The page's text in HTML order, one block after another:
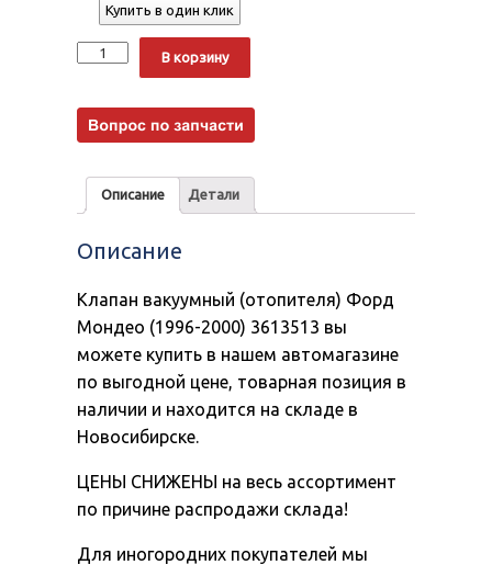
Купить в один клик
Количество
В корзину
Описание Детали
Описание
Клапан вакуумный (отопителя) Форд
Мондео (1996-2000) 3613513 вы
можете купить в нашем автомагазине
по выгодной цене, товарная позиция в
наличии и находится на складе в
Новосибирске.
ЦЕНЫ СНИЖЕНЫ на весь ассортимент
по причине распродажи склада!
Для иногородних покупателей мы